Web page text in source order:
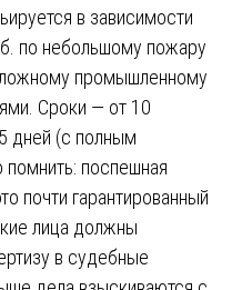
в зависимости
по небольшому пожару
промышленному
Сроки — от 10
дней (с полным
поспешная
почти гарантированный
лица должны
в судебные